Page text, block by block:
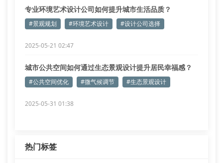
专业环境艺术设计公司如何提升城市生活品质？
#景观规划 #环境艺术设计 #设计公司选择
2025-05-21 02:47
城市公共空间如何通过生态景观设计提升居民幸福感？
#公共空间优化 #微气候调节 #生态景观设计
2025-05-31 01:38
热门标签